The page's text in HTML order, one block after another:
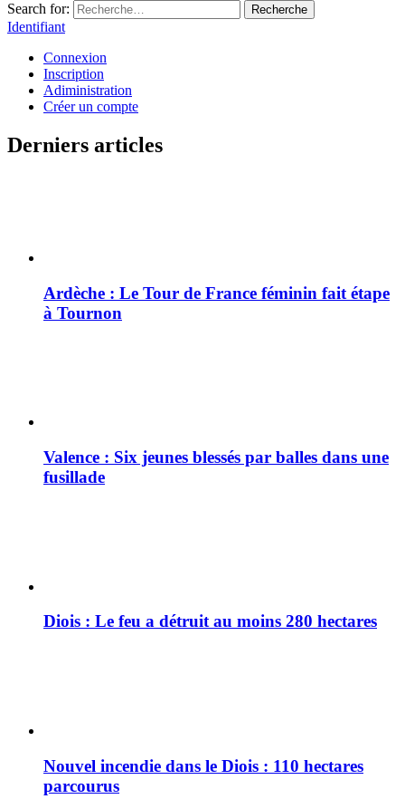
Search for:
Recherche
Identifiant
Connexion
Inscription
Adiministration
Créer un compte
Derniers articles
Ardèche : Le Tour de France féminin fait étape
à Tournon
Valence : Six jeunes blessés par balles dans une
fusillade
Diois : Le feu a détruit au moins 280 hectares
Nouvel incendie dans le Diois : 110 hectares
parcourus